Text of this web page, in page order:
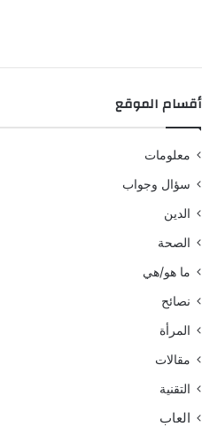
أقسام الموقع
معلومات
سؤال وجواب
الدين
الصحة
ما هو/هي
نصائح
المرأة
مقالات
التقنية
العاب